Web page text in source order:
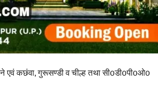
in
कछंवा, गुरूसण्डी व चील्ह तथा सी0डी0पी0ओ0